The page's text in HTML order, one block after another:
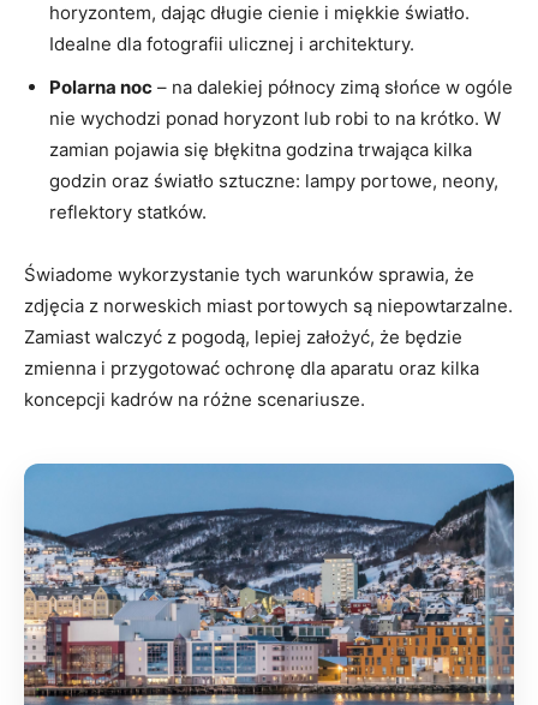
horyzontem, dając długie cienie i miękkie światło.
Idealne dla fotografii ulicznej i architektury.
Polarna noc – na dalekiej północy zimą słońce w ogóle
nie wychodzi ponad horyzont lub robi to na krótko. W
zamian pojawia się błękitna godzina trwająca kilka
godzin oraz światło sztuczne: lampy portowe, neony,
reflektory statków.
Świadome wykorzystanie tych warunków sprawia, że
zdjęcia z norweskich miast portowych są niepowtarzalne.
Zamiast walczyć z pogodą, lepiej założyć, że będzie
zmienna i przygotować ochronę dla aparatu oraz kilka
koncepcji kadrów na różne scenariusze.